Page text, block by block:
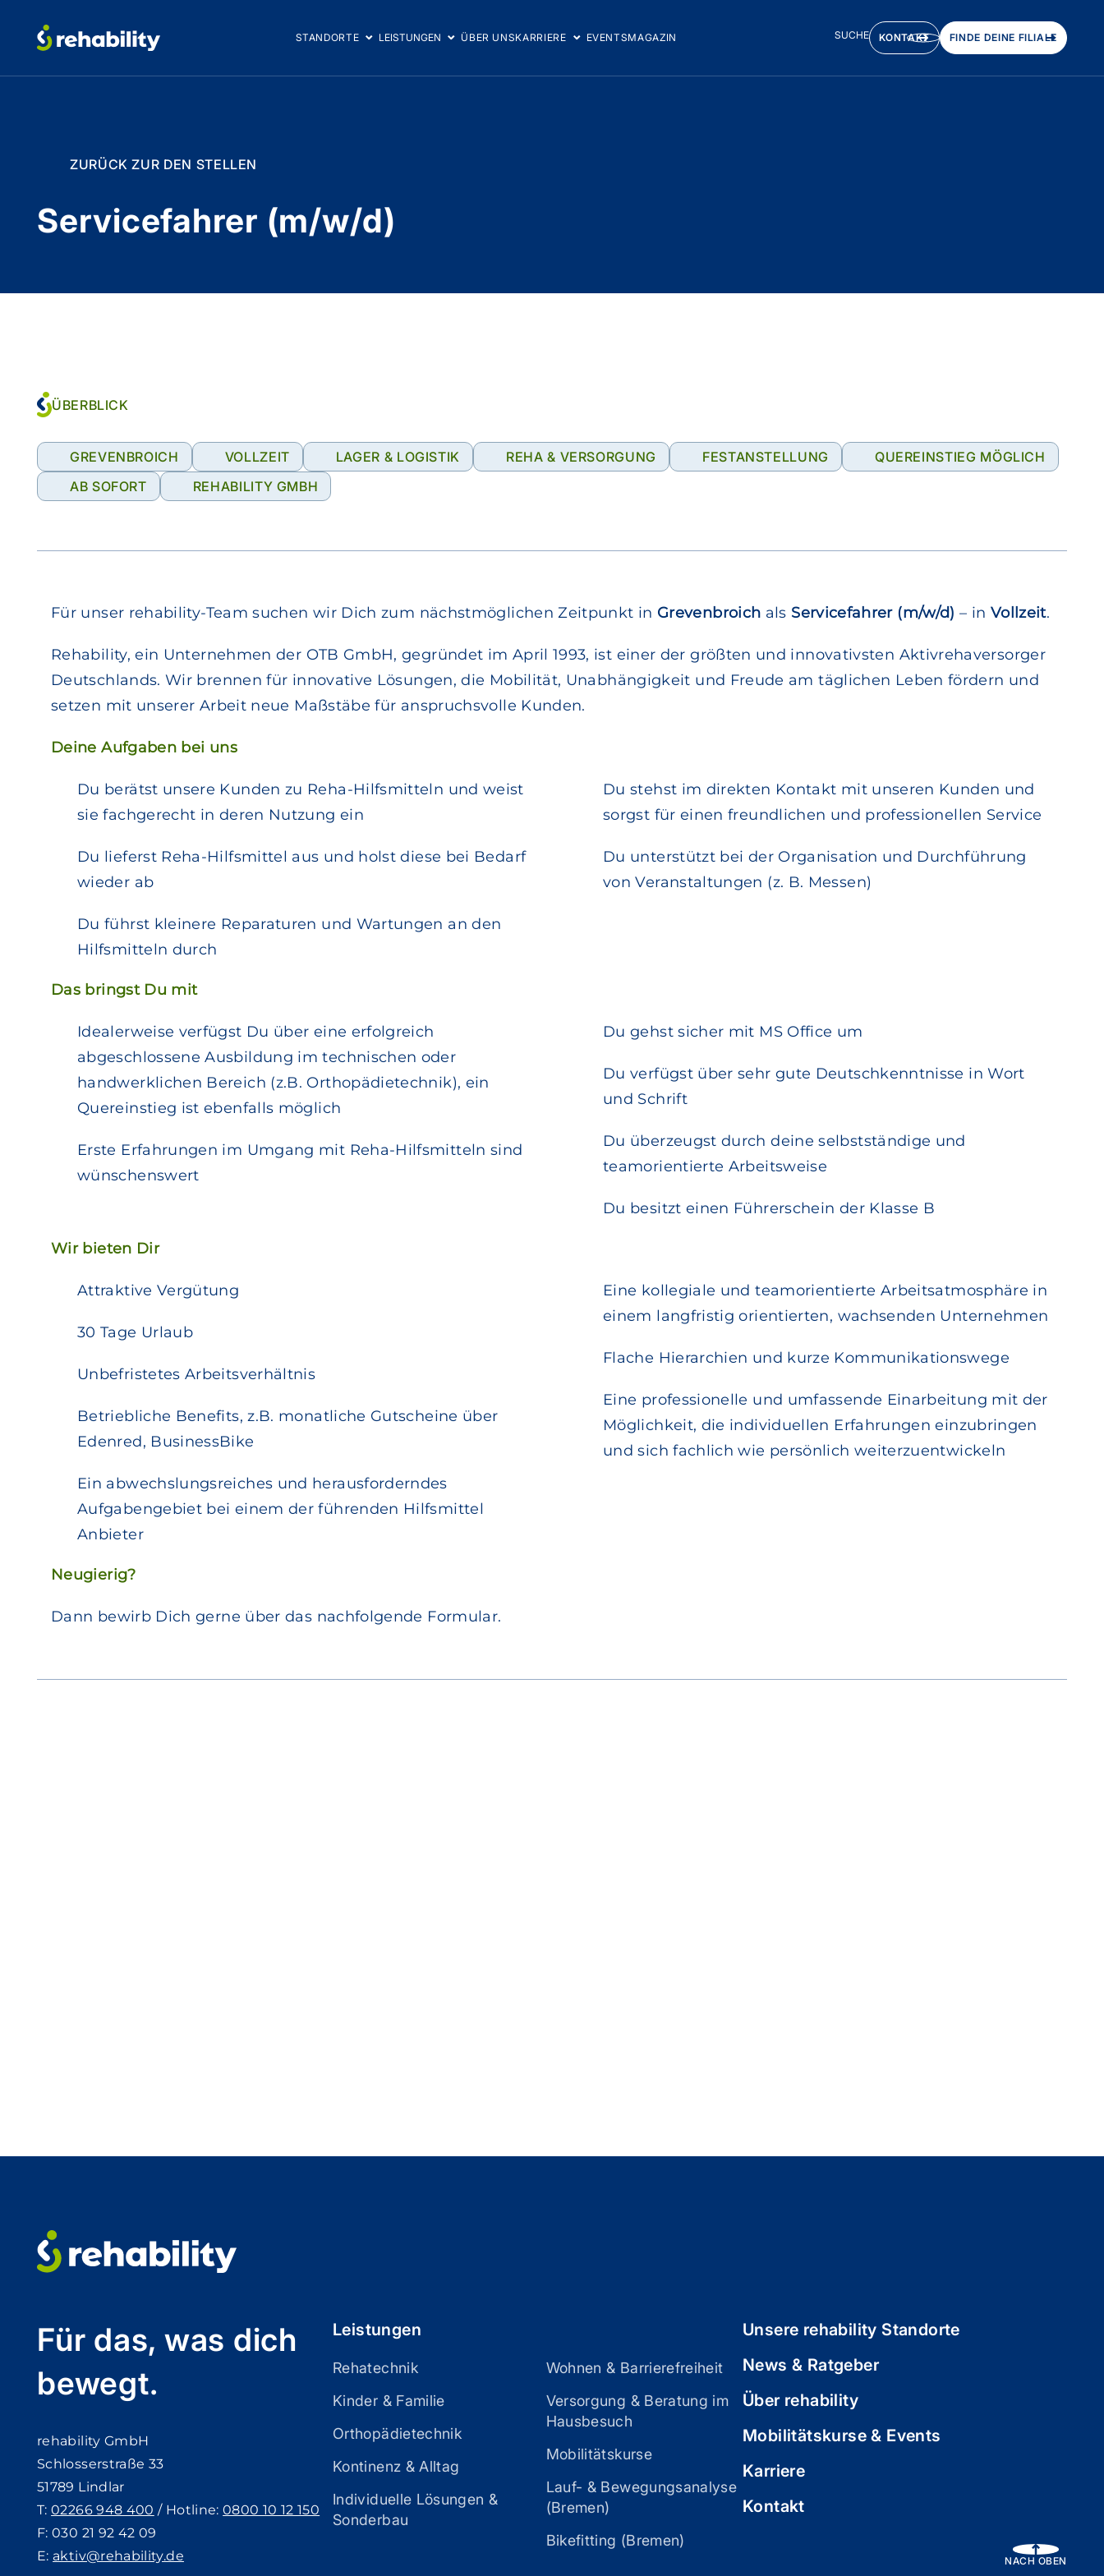
STANDORTE LEISTUNGEN ÜBER UNSKARRIERE EVENTSMAGAZIN SUCHE KONTAKT FINDE DEINE FILIALE
ZURÜCK ZUR DEN STELLEN
Servicefahrer (m/w/d)
ÜBERBLICK
GREVENBROICH VOLLZEIT LAGER & LOGISTIK REHA & VERSORGUNG FESTANSTELLUNG
QUEREINSTIEG MÖGLICH
AB SOFORT
REHABILITY GMBH
Für unser rehability-Team suchen wir Dich zum nächstmöglichen Zeitpunkt in Grevenbroich als Servicefahrer (m/w/d) – in Vollzeit.
Rehability, ein Unternehmen der OTB GmbH, gegründet im April 1993, ist einer der größten und innovativsten Aktivrehaversorger
Deutschlands. Wir brennen für innovative Lösungen, die Mobilität, Unabhängigkeit und Freude am täglichen Leben fördern und
setzen mit unserer Arbeit neue Maßstäbe für anspruchsvolle Kunden.
Deine Aufgaben bei uns
Du berätst unsere Kunden zu Reha-Hilfsmitteln und weist
sie fachgerecht in deren Nutzung ein
Du lieferst Reha-Hilfsmittel aus und holst diese bei Bedarf
wieder ab
Du führst kleinere Reparaturen und Wartungen an den
Hilfsmitteln durch
Du stehst im direkten Kontakt mit unseren Kunden und
sorgst für einen freundlichen und professionellen Service
Du unterstützt bei der Organisation und Durchführung
von Veranstaltungen (z. B. Messen)
Das bringst Du mit
Idealerweise verfügst Du über eine erfolgreich
abgeschlossene Ausbildung im technischen oder
handwerklichen Bereich (z.B. Orthopädietechnik), ein
Quereinstieg ist ebenfalls möglich
Erste Erfahrungen im Umgang mit Reha-Hilfsmitteln sind
wünschenswert
Du gehst sicher mit MS Office um
Du verfügst über sehr gute Deutschkenntnisse in Wort
und Schrift
Du überzeugst durch deine selbstständige und
teamorientierte Arbeitsweise
Du besitzt einen Führerschein der Klasse B
Wir bieten Dir
Attraktive Vergütung
30 Tage Urlaub
Unbefristetes Arbeitsverhältnis
Betriebliche Benefits, z.B. monatliche Gutscheine über
Edenred, BusinessBike
Ein abwechslungsreiches und herausforderndes
Aufgabengebiet bei einem der führenden Hilfsmittel
Anbieter
Eine kollegiale und teamorientierte Arbeitsatmosphäre in
einem langfristig orientierten, wachsenden Unternehmen
Flache Hierarchien und kurze Kommunikationswege
Eine professionelle und umfassende Einarbeitung mit der
Möglichkeit, die individuellen Erfahrungen einzubringen
und sich fachlich wie persönlich weiterzuentwickeln
Neugierig?
Dann bewirb Dich gerne über das nachfolgende Formular.
Für das, was dich
bewegt.
rehability GmbH
Schlosserstraße 33
51789 Lindlar
T:02266 948 400 / Hotline:0800 10 12 150
F: 030 21 92 42 09
E: aktiv@rehability.de
Leistungen
Rehatechnik
Kinder & Familie
Orthopädietechnik
Kontinenz & Alltag
Individuelle Lösungen &
Sonderbau
Wohnen & Barrierefreiheit
Versorgung & Beratung im
Hausbesuch
Mobilitätskurse
Lauf- & Bewegungsanalyse
(Bremen)
Bikefitting (Bremen)
Unsere rehability Standorte
News & Ratgeber
Über rehability
Mobilitätskurse & Events
Karriere
Kontakt
NACH OBEN